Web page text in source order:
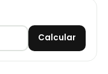
Calcular